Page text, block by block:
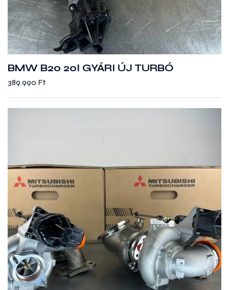
BMW B20 20I GYÁRI ÚJ TURBÓ
389.990 Ft